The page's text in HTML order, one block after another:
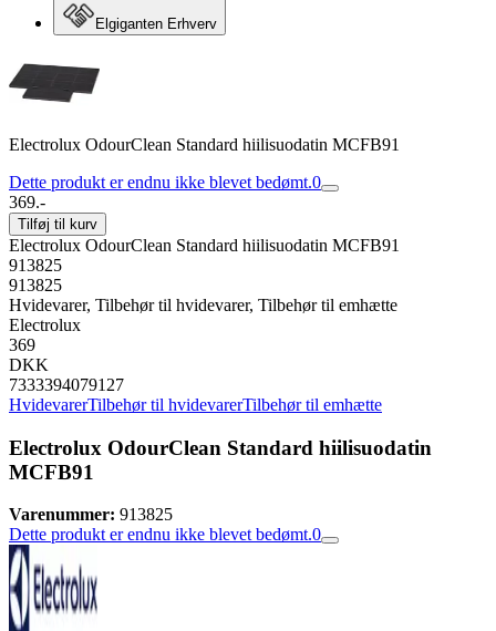
Elgiganten Erhverv
Electrolux OdourClean Standard hiilisuodatin MCFB91
Dette produkt er endnu ikke blevet bedømt.0
369.-
Tilføj til kurv
Electrolux OdourClean Standard hiilisuodatin MCFB91
913825
913825
Hvidevarer, Tilbehør til hvidevarer, Tilbehør til emhætte
Electrolux
369
DKK
7333394079127
HvidevarerTilbehør til hvidevarerTilbehør til emhætte
Electrolux OdourClean Standard hiilisuodatin
MCFB91
Varenummer: 913825
Dette produkt er endnu ikke blevet bedømt.0